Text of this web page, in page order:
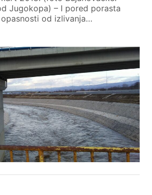
Jugokopa) – I pored porasta
od izlivanja…